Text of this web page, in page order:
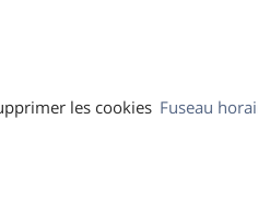
Fuseau
les cookies